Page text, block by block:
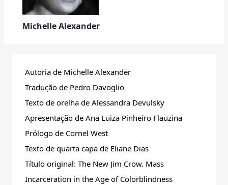
Michelle Alexander
Autoria de Michelle Alexander
Tradução de Pedro Davoglio
Texto de orelha de Alessandra Devulsky
Apresentação de Ana Luiza Pinheiro Flauzina
Prólogo de Cornel West
Texto de quarta capa de Eliane Dias
Título original: The New Jim Crow. Mass
Incarceration in the Age of Colorblindness